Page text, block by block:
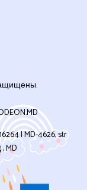
| MD-4626, str
MD